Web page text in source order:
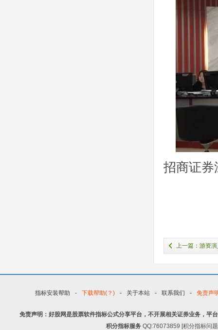
招商证券
上一篇：游资
指标安装帮助 - 下载帮助(？) - 关于本站 - 联系我们 - 免责声
免责声明：好股网是股票软件指标公式分享平台，不开展相关证券业务，平
积分指标服务 QQ:76073859 [积分指标问